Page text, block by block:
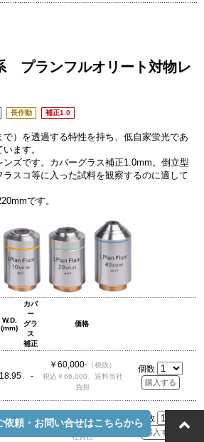
プランフルオリート対物レ
長作動 補正1.0
）を透過する特性を持ち、低自家蛍光であ
ます。
ズです。カバーグラス補正1.0mm。倒立型
スコ等に入った試料を観察するのに適して
です。
W.D.
(mm)
カバ
ー
グラ
ス
補正
価格
18.95 -
￥60,000- （税抜）
税込￥66,000、送料当社
負担
個数
7.27 -
税込￥104,500、送料当
社負担
個数
依頼・お問い合せはこちらから